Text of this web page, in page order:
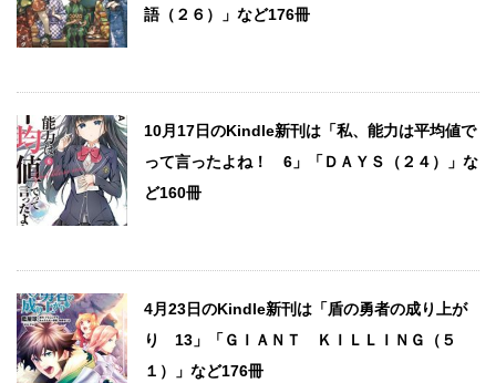
語（２６）」など176冊
10月17日のKindle新刊は「私、能力は平均値で
って言ったよね！ 6」「ＤＡＹＳ（２４）」な
ど160冊
4月23日のKindle新刊は「盾の勇者の成り上が
り 13」「ＧＩＡＮＴ ＫＩＬＬＩＮＧ（５
１）」など176冊